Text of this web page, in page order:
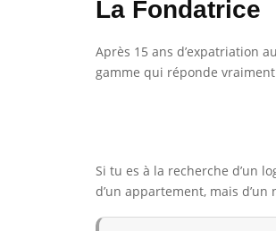
La Fondatrice
Après 15 ans d’expatriation
gamme qui réponde
Si tu es à la recherche d’un
d’un appartement, mais